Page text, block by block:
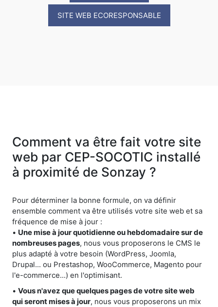
SITE WEB ECORESPONSABLE
Comment va être fait votre site
web par CEP-SOCOTIC installé
à proximité de Sonzay ?
Pour déterminer la bonne formule, on va définir
ensemble comment va être utilisés votre site web et sa
fréquence de mise à jour :
• Une mise à jour quotidienne ou hebdomadaire sur de
nombreuses pages, nous vous proposerons le CMS le
plus adapté à votre besoin (WordPress, Joomla,
Drupal... ou Prestashop, WooCommerce, Magento pour
l'e-commerce...) en l'optimisant.
• Vous n'avez que quelques pages de votre site web
qui seront mises à jour, nous vous proposerons un mix